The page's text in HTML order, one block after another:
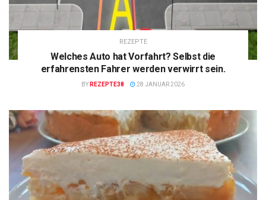
REZEPTE
Welches Auto hat Vorfahrt? Selbst die
erfahrensten Fahrer werden verwirrt sein.
BY REZEPTE38 28 JANUAR 2026